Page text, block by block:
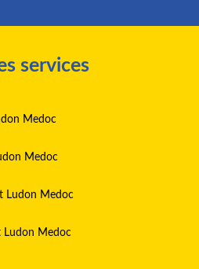
services
Medoc
Medoc
Ludon Medoc
Ludon Medoc